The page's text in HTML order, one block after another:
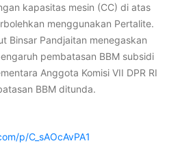
kapasitas mesin (CC) di atas
menggunakan Pertalite.
Binsar Pandjaitan menegaskan
pembatasan BBM subsidi
Anggota Komisi VII DPR RI
BBM ditunda.
p/C_sAOcAvPA1